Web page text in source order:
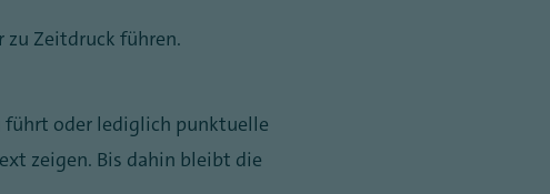
zu Zeitdruck führen.
führt oder lediglich punktuelle
zeigen. Bis dahin bleibt die